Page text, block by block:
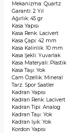
Mekanizma: Quartz
Garanti: 2 Yıl
Ağırlık: 45 gr
Kasa Yapısı
Kasa Renk: Lacivert
Kasa Çapı: 42 mm
Kasa Kalinlik: 10 mm
Kasa Şekli: Yuvarlak
Kasa Materyali: Plastik
Kasa Taşı: Yok
Cam Özellik: Mineral
Tarz: Spor Saatler
Kadran Yapısı
Kadran Renk: Lacivert
Kadran Tipi: Analog
Kadran Taşı: Yok
Kadran Işık: Yok
Kordon Yapısı